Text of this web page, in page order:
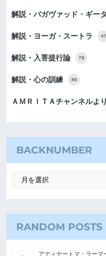
解説・バガヴァッド・ギー
解説・ヨーガ・スートラ 47
解説・入菩提行論 78
解説・心の訓練 89
ＡＭＲＩＴＡチャンネルより
BACKNUMBER
RANDOM POSTS
アディヤートマ・ラーマ